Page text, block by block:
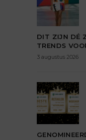
DIT ZIJN DÉ
TRENDS
3 augustus 2026